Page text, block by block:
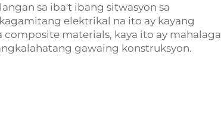
sa iba't ibang sitwasyon sa
elektrikal na ito ay kayang
materials, kaya ito ay mahalaga
gawaing konstruksyon.